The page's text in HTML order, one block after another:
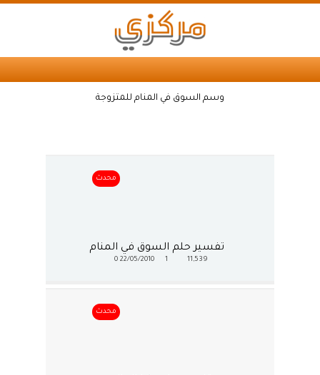
وسم السوق في المنام للمتزوجة
محدث
تفسير حلم السوق في المنام
11,539
22/05/2010
0
محدث